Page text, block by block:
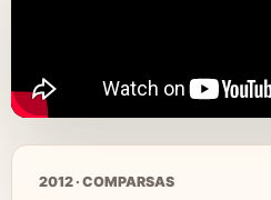
2012 · COMPARSAS